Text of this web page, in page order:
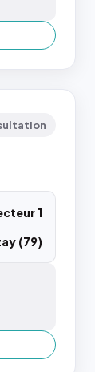
1
(79)